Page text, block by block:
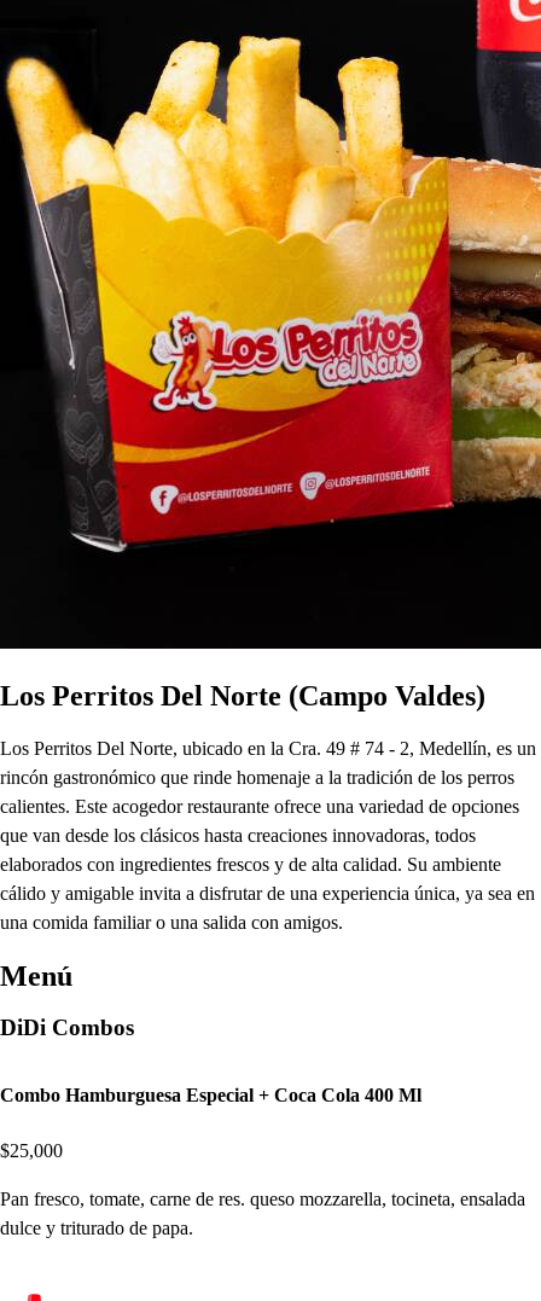
Los Perritos Del Norte (Campo Valdes)
Los Perritos Del Norte, ubicado en la Cra. 49 # 74 - 2, Medellín, es un
rincón gastronómico que rinde homenaje a la tradición de los perros
calientes. Este acogedor restaurante ofrece una variedad de opciones
que van desde los clásicos hasta creaciones innovadoras, todos
elaborados con ingredientes frescos y de alta calidad. Su ambiente
cálido y amigable invita a disfrutar de una experiencia única, ya sea en
una comida familiar o una salida con amigos.
Menú
DiDi Combos
Combo Hamburguesa Especial + Coca Cola 400 Ml
$25,000
Pan fresco, tomate, carne de res. queso mozzarella, tocineta, ensalada
dulce y triturado de papa.